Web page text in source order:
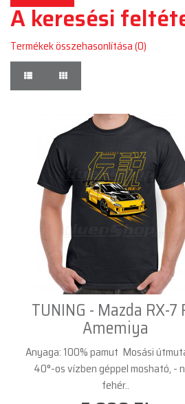
A keresési
Termékek összehasonlítása (0)
TUNING - Mazda RX-7
Amemiya
Anyaga: 100% pamut Mosási
40°-os vízben géppel mosható, -
fehér..